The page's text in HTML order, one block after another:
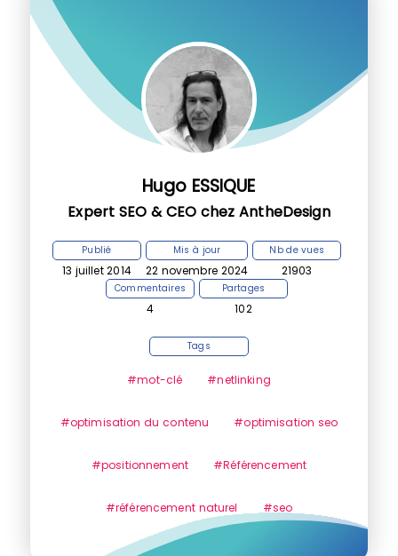
Hugo ESSIQUE
Expert SEO & CEO chez AntheDesign
Publié
13 juillet 2014
Mis à jour
22 novembre 2024
Nb de vues
21903
Commentaires
4
Partages
102
Tags
#mot-clé #netlinking
#optimisation du contenu #optimisation seo
#positionnement #Référencement
#référencement naturel #seo